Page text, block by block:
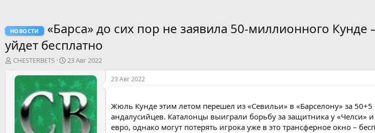
НОВОСТИ
«Барса» до сих пор не заявила 50-миллионного Кунде
уйдет бесплатно
А
т
CHESTERBETS
Д
т
н
а
ч
а
23 Авг 2022
23 Авг 2022
Жюль Кунде этим летом перешел из «Севильи» в «Барселону» за
андалусийцев. Каталонцы выиграли борьбу за защитника у «Челси»
евро, однако могут потерять игрока уже в это трансферное окно –